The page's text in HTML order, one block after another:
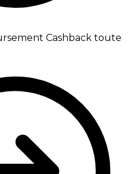
Cashback toute